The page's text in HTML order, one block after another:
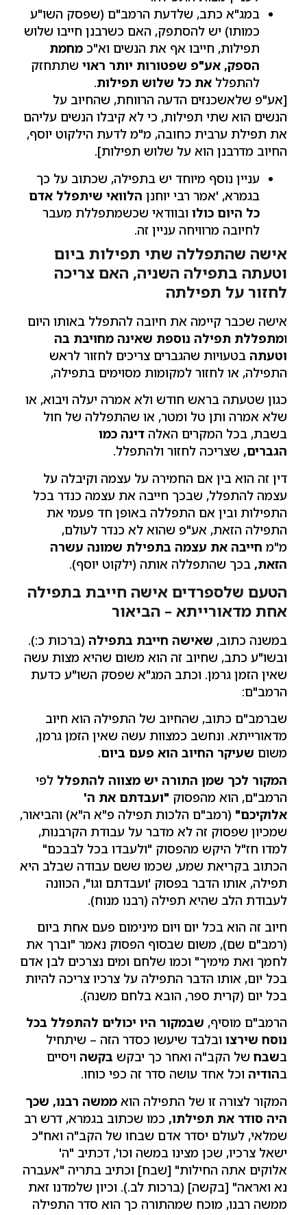
במג"א כתב, שלדעת הרמב"ם (שפסק השו"ע
כמותו) יש להסתפק, האם כשרבנן חייבו שלוש
תפילות, חייבו אף את הנשים וא"כ מחמת
הספק, אע"פ שפטורות יותר ראוי שתתחזק
להתפלל את כל שלוש תפילות.
[אע"פ שלאשכנזים הדעה הרווחת, שהחיוב על
הנשים הוא שתי תפילות, כי לא קיבלו הנשים עליהם
את תפילת ערבית כחובה, מ"מ לדעת הילקוט יוסף,
החיוב מדרבנן הוא על שלוש תפילות].
עניין נוסף מיוחד יש בתפילה, שכתוב על כך
בגמרא, 'אמר רבי יוחנן הלוואי שיתפלל אדם
כל היום כולו ובוודאי שכשמתפללת מעבר
לחיובה מרוויחה עניין זה.
אישה שהתפללה שתי תפילות ביום
וטעתה בתפילה השניה, האם צריכה
לחזור על תפילתה
אישה שכבר קיימה את חיובה להתפלל באותו היום
ומתפללת תפילה נוספת שאינה מחויבת בה
וטעתה בטעויות שהגברים צריכים לחזור לראש
התפילה, או לחזור למקומות מסוימים בתפילה,
כגון שטעתה בראש חודש ולא אמרה יעלה ויבוא, או
שלא אמרה ותן טל ומטר, או שהתפללה של חול
בשבת, בכל המקרים האלה דינה כמו
הגברים, שצריכה לחזור ולהתפלל.
דין זה הוא בין אם החמירה על עצמה וקיבלה על
עצמה להתפלל, שבכך חייבה את עצמה כנדר בכל
התפילות ובין אם התפללה באופן חד פעמי את
התפילה הזאת, אע"פ שהוא לא כנדר לעולם,
מ"מ חייבה את עצמה בתפילת שמונה עשרה
הזאת, בכך שהתפללה אותה (ילקוט יוסף).
הטעם שלספרדים אישה חייבת בתפילה
אחת מדאורייתא – הביאור
במשנה כתוב, שאישה חייבת בתפילה (ברכות כ:).
ובשו"ע כתב, שחיוב זה הוא משום שהיא מצות עשה
שאין הזמן גרמן. וכתב המג"א שפסק השו"ע כדעת
הרמב"ם:
שברמב"ם כתוב, שהחיוב של התפילה הוא חיוב
מדאורייתא. ונחשב כמצוות עשה שאין הזמן גרמן,
משום שעיקר החיוב הוא פעם ביום.
המקור לכך שמן התורה יש מצווה להתפלל לפי
הרמב"ם, הוא מהפסוק "ועבדתם את ה'
אלוקיכם" (רמב"ם הלכות תפילה פ"א ה"א) והביאור,
שמכיון שפסוק זה לא מדבר על עבודת הקרבנות,
למדו חז"ל היקש מהפסוק "ולעבדו בכל לבבכם"
הכתוב בקריאת שמע, שכמו ששם עבודה שבלב היא
תפילה, אותו הדבר בפסוק 'ועבדתם וגו", הכוונה
לעבודת הלב שהיא תפילה (רבנו מנוח).
חיוב זה הוא בכל יום ויום מינימום פעם אחת ביום
(רמב"ם שם), משום שבסוף הפסוק נאמר "וברך את
לחמך ואת מימיך" וכמו שלחם ומים נצרכים לבן אדם
בכל יום, אותו הדבר התפילה על צרכיו צריכה להיות
בכל יום (קרית ספר, הובא בלחם משנה).
הרמב"ם מוסיף, שבמקור היו יכולים להתפלל בכל
נוסח שירצו ובלבד שיעשו כסדר הזה – שיתחיל
בשבח של הקב"ה ואחר כך יבקש בקשה ויסיים
בהודיה וכל אחד עושה סדר זה כפי כוחו.
המקור לצורה זו של התפילה הוא ממשה רבנו, שכך
היה סודר את תפילתו, כמו שכתוב בגמרא, דרש רב
שמלאי, לעולם יסדר אדם שבחו של הקב"ה ואח"כ
ישאל צרכיו, שכן מצינו במשה וכו', דכתיב "ה'
אלוקים אתה החילות" [שבח] וכתיב בתריה "אעברה
נא ואראה" [בקשה] (ברכות לב.). וכיון שלמדנו זאת
ממשה רבנו, מוכח שמהתורה כך הוא סדר התפילה